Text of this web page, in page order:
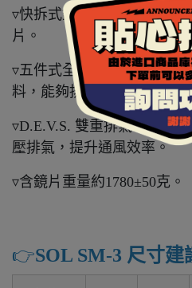
▿快拆式鏡片設計，不需任
片。
▿五件式全可拆內襯，採用
料，能夠排除體表溼氣，保
▿D.E.V.S. 雙重排氣系統，
壓排氣，提升通風效率。
▿含鏡片重量約1780±50克。
👉️SOL SM-3 尺寸建